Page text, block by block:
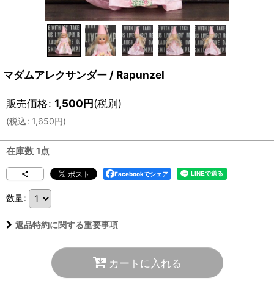
マダムアレクサンダー / Rapunzel
販売価格: 1,500円(税別)
(税込: 1,650円)
在庫数 1点
Facebookでシェア
数量:
返品特約に関する重要事項
カートに入れる